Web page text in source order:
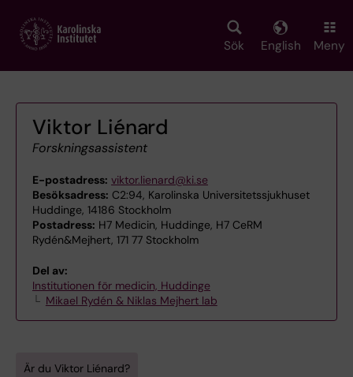
main
Sök English Meny
Viktor Liénard
Forskningsassistent
E-postadress: viktor.lienard@ki.se
Besöksadress: C2:94, Karolinska Universitetssjukhuset
Huddinge, 14186 Stockholm
Postadress: H7 Medicin, Huddinge, H7 CeRM
Rydén&Mejhert, 171 77 Stockholm
Del av:
Institutionen för medicin, Huddinge
Mikael Rydén & Niklas Mejhert lab
Är du Viktor Liénard?